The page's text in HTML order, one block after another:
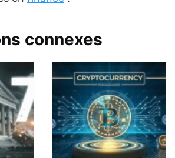
connexes